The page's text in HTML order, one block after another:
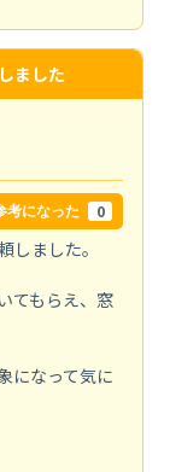
ました
考になった 0
しました。
てもらえ、窓
になって気に